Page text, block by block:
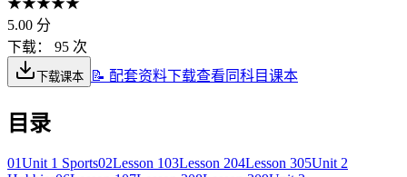
★★★★★
5.00 分
下载：
95 次
下载课本 📝 配套资料下载查看同科目课本
目录
01Unit 1 Sports02Lesson 103Lesson 204Lesson 305Unit 2